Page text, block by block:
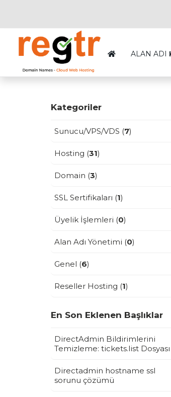
ALAN ADI
Kategoriler
Sunucu/VPS/VDS (7)
Hosting (31)
Domain (3)
SSL Sertifikaları (1)
Üyelik İşlemleri (0)
Alan Adı Yönetimi (0)
Genel (6)
Reseller Hosting (1)
En Son Eklenen Başlıklar
DirectAdmin Bildirimlerini
Temizleme: tickets.list Dosyası
Directadmin hostname ssl
sorunu çözümü